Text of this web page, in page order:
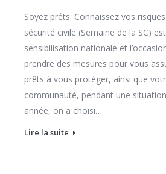
Soyez prêts. Connaissez vos
sécurité civile (Semaine de la SC)
sensibilisation nationale et
prendre des mesures pour vous
prêts à vous protéger, ainsi que
communauté, pendant une situation
année, on a choisi…
Lire la suite